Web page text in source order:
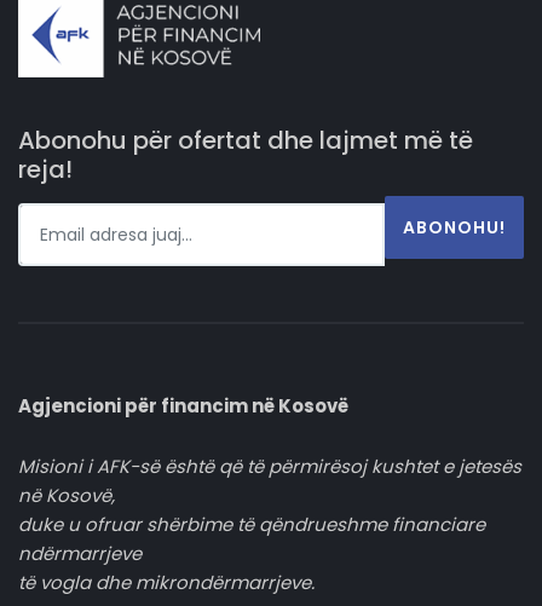
Abonohu për ofertat dhe lajmet më të
reja!
ABONOHU!
Agjencioni për financim në Kosovë
Misioni i AFK-së është që të përmirësoj kushtet e jetesës
në Kosovë,
duke u ofruar shërbime të qëndrueshme financiare
ndërmarrjeve
të vogla dhe mikrondërmarrjeve.